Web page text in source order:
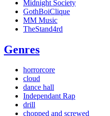
Midnight Society
GothBoiClique
MM Music
TheStand4rd
Genres
horrorcore
cloud
dance hall
Independant Rap
drill
chopped and screwed